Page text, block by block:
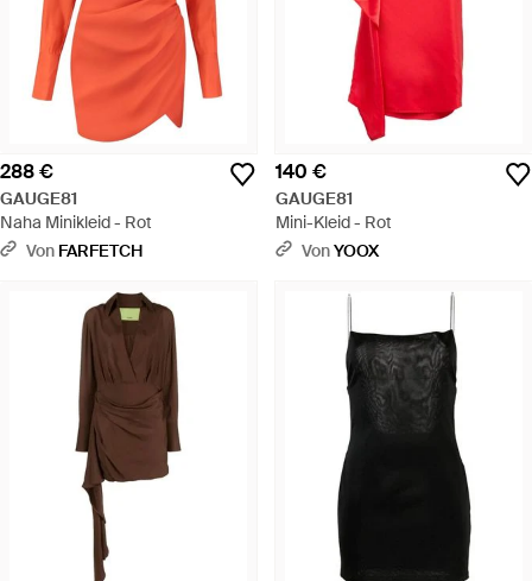
288 €
GAUGE81
Naha Minikleid - Rot
Von FARFETCH
140 €
GAUGE81
Mini-Kleid - Rot
VonYOOX